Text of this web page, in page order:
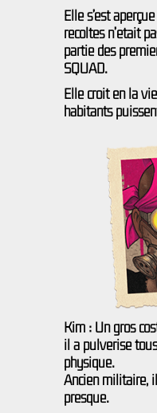
Elle s’est
récoltes n’était
partie des
SQUAD.
Elle croit en la
habitants
Kim : Un gros
il a pulvérisé
physique.
Ancien militaire,
presque.